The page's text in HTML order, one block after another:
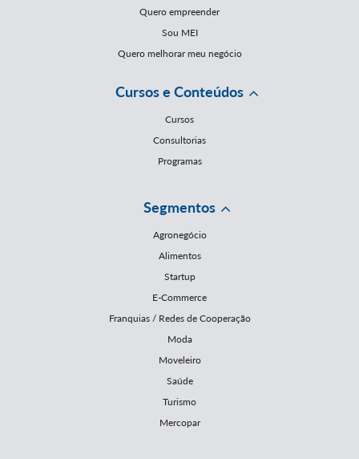
Quero empreender
Sou MEI
Quero melhorar meu negócio
Cursos e Conteúdos
Cursos
Consultorias
Programas
Segmentos
Agronegócio
Alimentos
Startup
E-Commerce
Franquias / Redes de Cooperação
Moda
Moveleiro
Saúde
Turismo
Mercopar